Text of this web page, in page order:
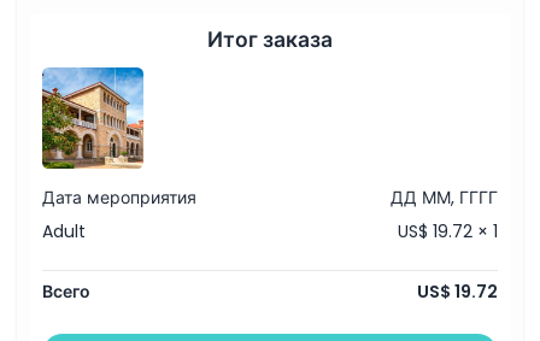
Вещи, которые нужно знать
Местоположение
Как добраться туда
Как воспользоваться
Итог заказа
Дата мероприятия
ДД ММ, ГГГГ
Adult
US$ 19.72 × 1
Всего US$ 19.72